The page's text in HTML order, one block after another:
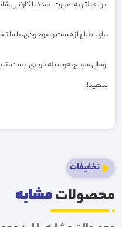
این فیلتر به صورت عمده یا کارتنی
برای اطلاع از قیمت و موجودی، با ما
ارسال سریع به‌وسیله باربری،
ندهید!
تخفیفات
محصولاتمشابه